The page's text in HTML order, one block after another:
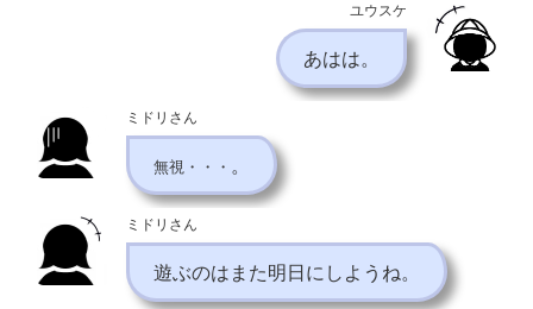
ユウスケ
あはは。
ミドリさん
無視・・・ 。
ミドリさん
遊ぶのはまた明日にしようね。